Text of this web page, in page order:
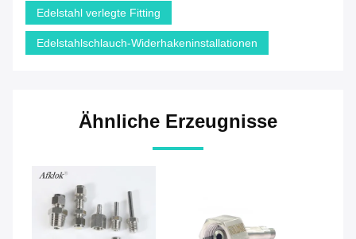
Edelstahl verlegte Fitting
Edelstahlschlauch-Widerhakeninstallationen
Ähnliche Erzeugnisse